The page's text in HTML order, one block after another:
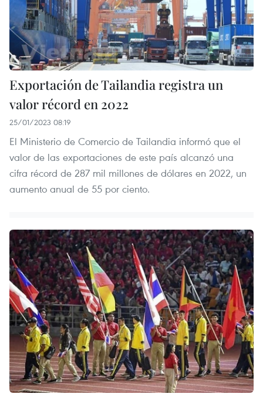
Exportación de Tailandia registra un
valor récord en 2022
25/01/2023 08:19
El Ministerio de Comercio de Tailandia informó que el
valor de las exportaciones de este país alcanzó una
cifra récord de 287 mil millones de dólares en 2022, un
aumento anual de 55 por ciento.